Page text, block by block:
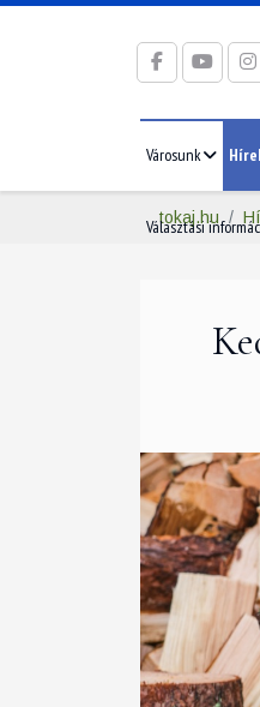
Városunk
Választási
tokaj.hu